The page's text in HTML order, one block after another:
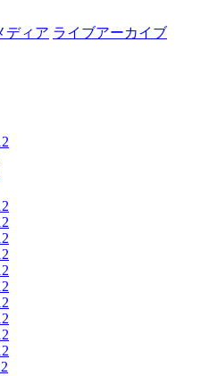
ディア ライブアーカイブ